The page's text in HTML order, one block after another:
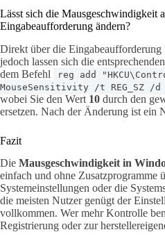
Lässt sich die Mausgeschwindigkeit
Eingabeaufforderung ändern?
Direkt über die Eingabeaufforderung
jedoch lassen sich die
dem Befehl
reg add
MouseSensitivity /t REG_SZ /
wobei Sie den Wert 10 durch den
ersetzen. Nach der Änderung ist ein
Fazit
Die Mausgeschwindigkeit in
einfach und ohne Zusatzprogramme
Systemeinstellungen oder die
die meisten Nutzer genügt der
vollkommen. Wer mehr Kontrolle
Registrierung oder zur